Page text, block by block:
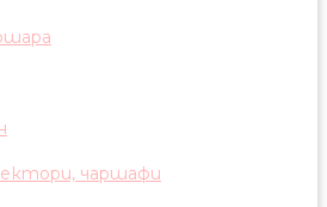
чаршафи